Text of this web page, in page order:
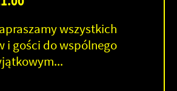
wszystkich
i gości do wspólnego